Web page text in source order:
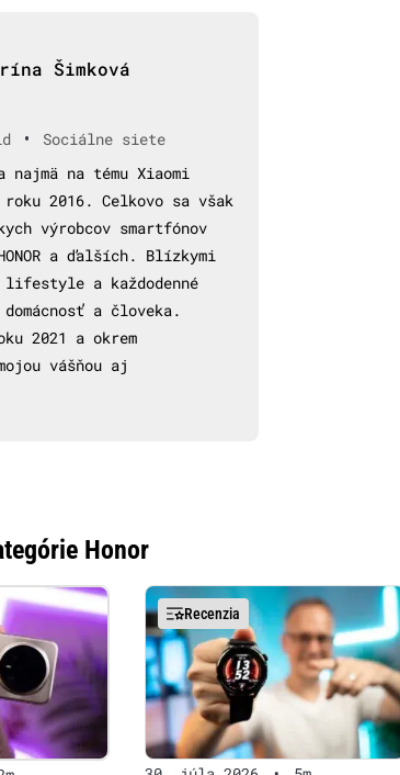
Šimková
•
Sociálne siete
najmä na tému Xiaomi
2016. Celkovo sa však
výrobcov smartfónov
a ďalších. Blízkymi
lifestyle a každodenné
a človeka.
2021 a okrem
vášňou aj
Honor
Recenzia